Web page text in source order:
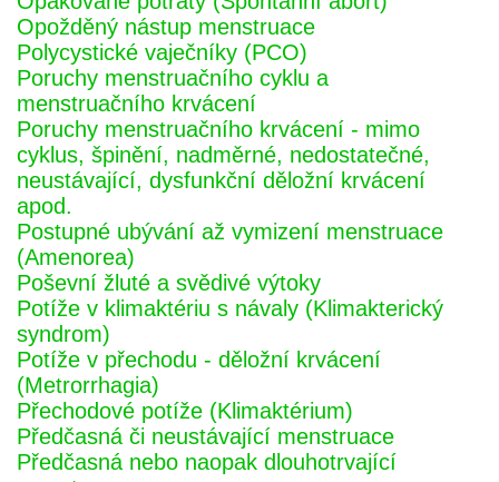
Opožděný nástup menstruace
Polycystické vaječníky (PCO)
Poruchy menstruačního cyklu a
menstruačního krvácení
Poruchy menstruačního krvácení - mimo
cyklus, špinění, nadměrné, nedostatečné,
neustávající, dysfunkční děložní krvácení
apod.
Postupné ubývání až vymizení menstruace
(Amenorea)
Poševní žluté a svědivé výtoky
Potíže v klimaktériu s návaly (Klimakterický
syndrom)
Potíže v přechodu - děložní krvácení
(Metrorrhagia)
Přechodové potíže (Klimaktérium)
Předčasná či neustávající menstruace
Předčasná nebo naopak dlouhotrvající